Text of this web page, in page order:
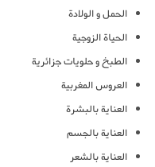
الحمل و الولادة
الحياة الزوجية
الطبخ و حلويات جزائرية
العروس المغربية
العناية بالبشرة
العناية بالجسم
العناية بالشعر